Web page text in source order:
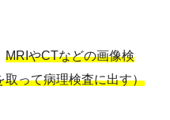
MRIやCTなどの画像検
取って病理検査に出す）